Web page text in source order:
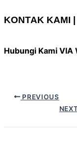
KONTAK KAMI
Hubungi Kami VIA
PREVIOUS